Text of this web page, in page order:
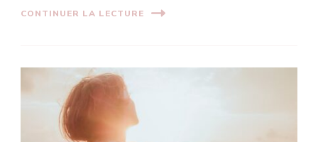
CONTINUER LA LECTURE